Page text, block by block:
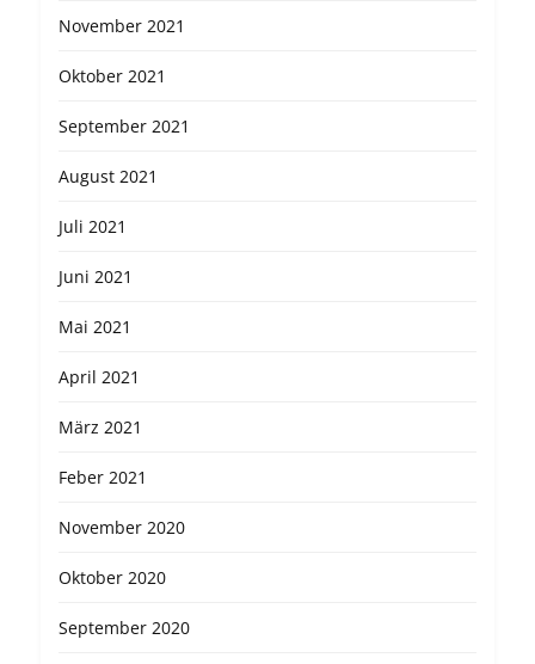
November 2021
Oktober 2021
September 2021
August 2021
Juli 2021
Juni 2021
Mai 2021
April 2021
März 2021
Feber 2021
November 2020
Oktober 2020
September 2020